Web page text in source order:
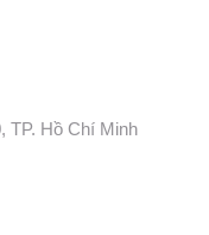
TP. Hồ Chí Minh